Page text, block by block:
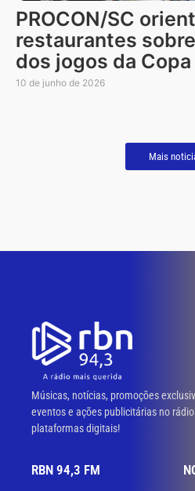
PROCON/SC
restaurantes
dos jogos da
10 de junho de 2026
Mais
Músicas, notícias, promoções
eventos e ações publicitárias no
plataformas digitais!
RBN 94,3 FM